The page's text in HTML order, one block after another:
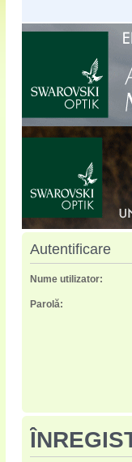
Autentificare
Nume utilizator:
Parolă: